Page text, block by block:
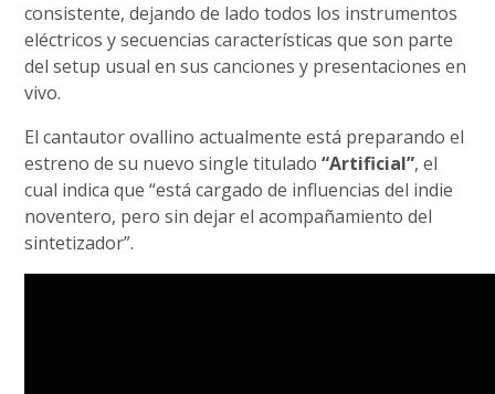
consistente, dejando de lado todos los instrumentos
eléctricos y secuencias características que son parte
del setup usual en sus canciones y presentaciones en
vivo.
El cantautor ovallino actualmente está preparando el
estreno de su nuevo single titulado“Artificial”, el
cual indica que “está cargado de influencias del indie
noventero, pero sin dejar el acompañamiento del
sintetizador”.